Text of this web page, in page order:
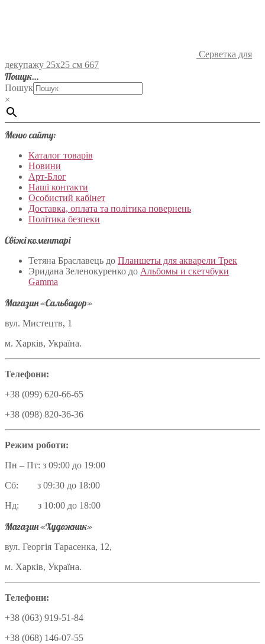
Серветка для
декупажу 25х25 см 667
Пошук…
Пошук
×
Меню сайту:
Каталог товарів
Новини
Арт-Блог
Наші контакти
Особистий кабінет
Доставка, оплата та політика повернень
Політика безпеки
Свіжі коментарі
Тетяна Браславець до Планшеты для акварели Трек
Эридана Зеленокуренко до Альбомы и скетчбуки
Gamma
Магазин «Сальвадор»
вул. Мистецтв, 1
м. Харків, Україна.
Телефони:
+38 (099) 620-66-65
+38 (098) 820-36-36
Режим роботи:
Пн – Пт: з 09:00 до 19:00
Сб: з 09:30 до 18:00
Нд: з 10:00 до 18:00
Магазин «Художник»
вул. Георгія Тарасенка, 12,
м. Харків, Україна.
Телефони:
+38 (063) 919-51-84
+38 (068) 146-07-55